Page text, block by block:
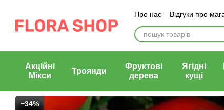
Про нас Відгуки про
Блог магазину
Акційні
Мікси
Троянди
Фруктові
дерева
Ягідні
кущі
−34%